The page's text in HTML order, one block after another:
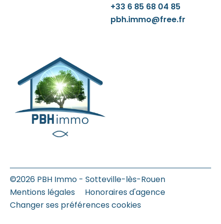
+33 6 85 68 04 85
pbh.immo@free.fr
©2026 PBH Immo - Sotteville-lès-Rouen
Mentions légales
Honoraires d'agence
Changer ses préférences cookies